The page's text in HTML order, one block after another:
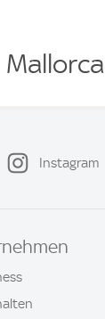
Mallorca
Instagram